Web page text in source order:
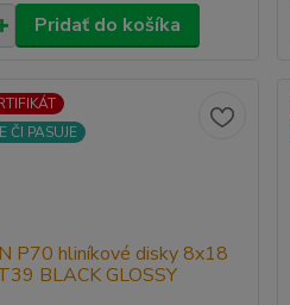
Pridať do košíka
ČI PASUJE